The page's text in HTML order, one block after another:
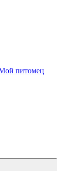
питомец